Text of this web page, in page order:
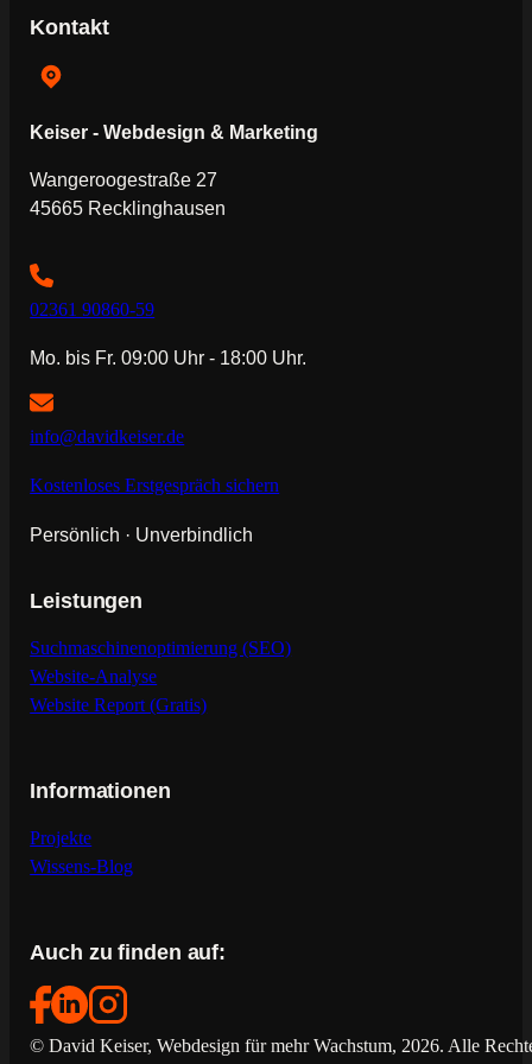
Kontakt
Keiser - Webdesign & Marketing
Wangeroogestraße 27
45665 Recklinghausen
02361 90860-59
Mo. bis Fr. 09:00 Uhr - 18:00 Uhr.
info@davidkeiser.de
Kostenloses Erstgespräch sichern
Persönlich · Unverbindlich
Leistungen
Suchmaschinenoptimierung (SEO)
Website-Analyse
Website Report (Gratis)
Informationen
Projekte
Wissens-Blog
Auch zu finden auf:
© David Keiser, Webdesign für mehr Wachstum, 2026. Alle